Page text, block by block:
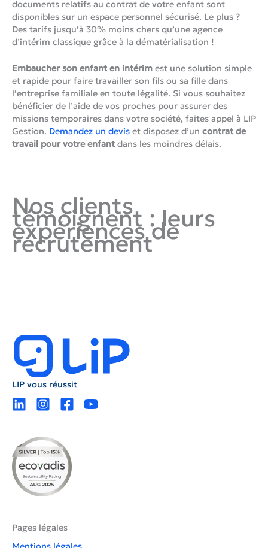
documents relatifs au contrat de votre enfant sont
disponibles sur un espace personnel sécurisé. Le plus ?
Des tarifs jusqu’à 30% moins chers qu’une agence
d’intérim classique grâce à la dématérialisation !
Embaucher son enfant en intérim est une solution simple
et rapide pour faire travailler son fils ou sa fille dans
l’entreprise familiale en toute légalité. Si vous souhaitez
bénéficier de l’aide de vos proches pour assurer des
missions temporaires dans votre société, faites appel à LIP
Gestion. Demandez un devis et disposez d’un contrat de
travail pour votre enfantdans les moindres délais.
Nos clients
témoignent : leurs
expériences de
recrutement
LIP vous réussit
Pages légales